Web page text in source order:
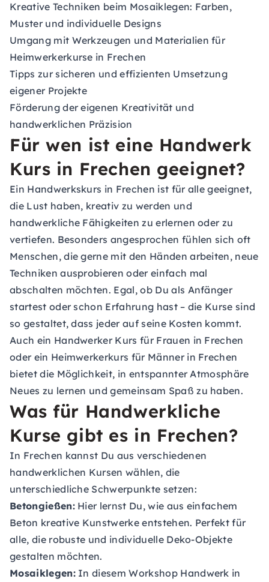
Kreative Techniken beim Mosaiklegen: Farben,
Muster und individuelle Designs
Umgang mit Werkzeugen und Materialien für
Heimwerkerkurse in Frechen
Tipps zur sicheren und effizienten Umsetzung
eigener Projekte
Förderung der eigenen Kreativität und
handwerklichen Präzision
Für wen ist eine Handwerk
Kurs in Frechen geeignet?
Ein Handwerkskurs in Frechen ist für alle geeignet,
die Lust haben, kreativ zu werden und
handwerkliche Fähigkeiten zu erlernen oder zu
vertiefen. Besonders angesprochen fühlen sich oft
Menschen, die gerne mit den Händen arbeiten, neue
Techniken ausprobieren oder einfach mal
abschalten möchten. Egal, ob Du als Anfänger
startest oder schon Erfahrung hast – die Kurse sind
so gestaltet, dass jeder auf seine Kosten kommt.
Auch ein Handwerker Kurs für Frauen in Frechen
oder ein Heimwerkerkurs für Männer in Frechen
bietet die Möglichkeit, in entspannter Atmosphäre
Neues zu lernen und gemeinsam Spaß zu haben.
Was für Handwerkliche
Kurse gibt es in Frechen?
In Frechen kannst Du aus verschiedenen
handwerklichen Kursen wählen, die
unterschiedliche Schwerpunkte setzen:
Betongießen:Hier lernst Du, wie aus einfachem
Beton kreative Kunstwerke entstehen. Perfekt für
alle, die robuste und individuelle Deko-Objekte
gestalten möchten.
Mosaiklegen:In diesem Workshop Handwerk in